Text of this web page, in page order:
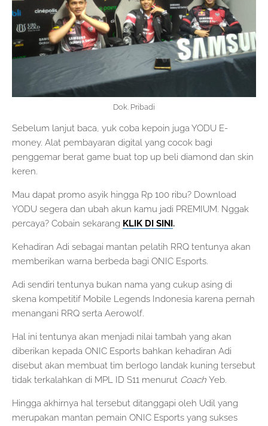
Dok. Pribadi
Sebelum lanjut baca, yuk coba kepoin juga YODU E-
money. Alat pembayaran digital yang cocok bagi
penggemar berat game buat top up beli diamond dan skin
keren.
Mau dapat promo asyik hingga Rp 100 ribu? Download
YODU segera dan ubah akun kamu jadi PREMIUM. Nggak
percaya? Cobain sekarang KLIK DI SINI.
Kehadiran Adi sebagai mantan pelatih RRQ tentunya akan
memberikan warna berbeda bagi ONIC Esports.
Adi sendiri tentunya bukan nama yang cukup asing di
skena kompetitif Mobile Legends Indonesia karena pernah
menangani RRQ serta Aerowolf.
Hal ini tentunya akan menjadi nilai tambah yang akan
diberikan kepada ONIC Esports bahkan kehadiran Adi
disebut akan membuat tim berlogo landak kuning tersebut
tidak terkalahkan di MPL ID S11 menurut Coach Yeb.
Hingga akhirnya hal tersebut ditanggapi oleh Udil yang
merupakan mantan pemain ONIC Esports yang sukses